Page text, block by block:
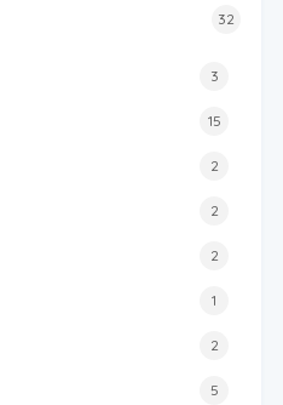
32
3
15
2
2
2
1
2
5